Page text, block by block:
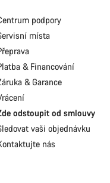
podpory
místa
& Financování
& Garance
odstoupit od smlouvy
vaši objednávku
nás